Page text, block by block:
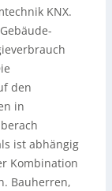
KNX.
den
in
ist abhängig
Kombination
Bauherren,